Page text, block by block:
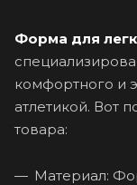
Форма для
комфортного и
атлетикой. Вот
товара:
Материал: